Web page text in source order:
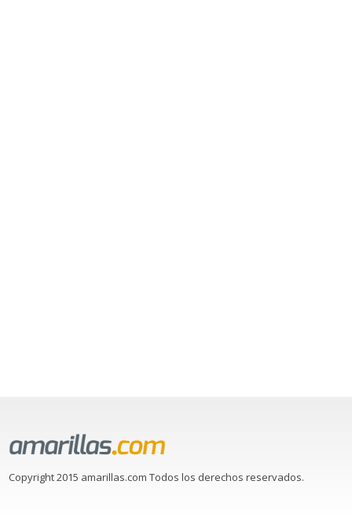
Copyright 2015 amarillas.com Todos los derechos reservados.